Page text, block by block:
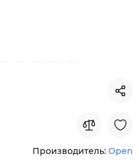
Производитель: Open